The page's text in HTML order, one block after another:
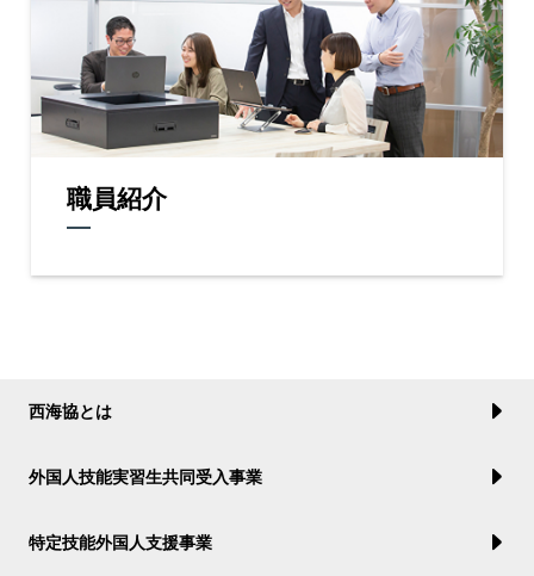
職員紹介
西海協とは
外国人技能実習生共同受入事業
特定技能外国人支援事業